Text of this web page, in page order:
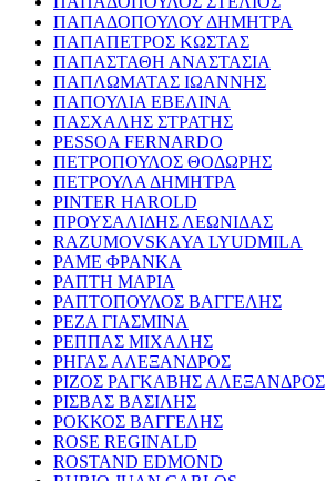
ΠΑΠΑΔΟΠΟΥΛΟΥ ΔΗΜΗΤΡΑ
ΠΑΠΑΠΕΤΡΟΣ ΚΩΣΤΑΣ
ΠΑΠΑΣΤΑΘΗ ΑΝΑΣΤΑΣΙΑ
ΠΑΠΛΩΜΑΤΑΣ ΙΩΑΝΝΗΣ
ΠΑΠΟΥΛΙΑ ΕΒΕΛΙΝΑ
ΠΑΣΧΑΛΗΣ ΣΤΡΑΤΗΣ
PESSOA FERNARDO
ΠΕΤΡΟΠΟΥΛΟΣ ΘΟΔΩΡΗΣ
ΠΕΤΡΟΥΛΑ ΔΗΜΗΤΡΑ
PINTER HAROLD
ΠΡΟΥΣΑΛΙΔΗΣ ΛΕΩΝΙΔΑΣ
RAZUMOVSKAYA LYUDMILA
ΡΑΜΕ ΦΡΑΝΚΑ
ΡΑΠΤΗ ΜΑΡΙΑ
ΡΑΠΤΟΠΟΥΛΟΣ ΒΑΓΓΕΛΗΣ
ΡΕΖΑ ΓΙΑΣΜΙΝΑ
ΡΕΠΠΑΣ ΜΙΧΑΛΗΣ
ΡΗΓΑΣ ΑΛΕΞΑΝΔΡΟΣ
ΡΙΖΟΣ ΡΑΓΚΑΒΗΣ ΑΛΕΞΑΝΔΡΟΣ
ΡΙΣΒΑΣ ΒΑΣΙΛΗΣ
ΡΟΚΚΟΣ ΒΑΓΓΕΛΗΣ
ROSE REGINALD
ROSTAND EDMOND